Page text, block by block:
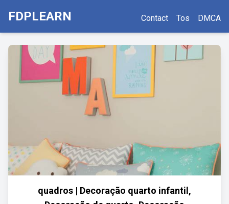
FDPLEARN Contact Tos DMCA
quadros | Decoração quarto infantil,